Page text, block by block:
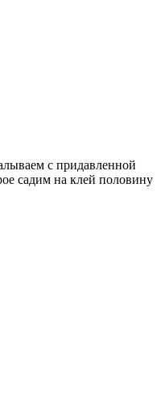
с придавленной
садим на клей половину